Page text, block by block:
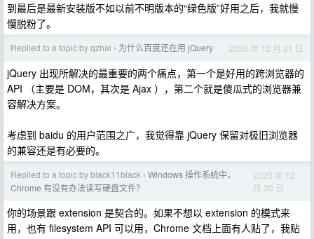
到最后是最新安装版不如以前不明版本的“绿色版”好用之后，我就慢
慢脱粉了。
Replied to a topic by qzhai › 为什么百度还在用 jQuery 2020 年 12 月 21 日
jQuery 出现所解决的最重要的两个痛点，第一个是好用的跨浏览器的
API （主要是 DOM，其次是 Ajax ），第二个就是傻瓜式的浏览器兼
容解决方案。
考虑到 baidu 的用户范围之广，我觉得靠 jQuery 保留对极旧浏览器
的兼容还是有必要的。
Replied to a topic by black11black › Windows 操作系统中，
Chrome 有没有办法读写硬盘文件？
2020 年 12
月 20 日
你的场景跟 extension 是契合的。如果不想以 extension 的模式来
用，也有 filesystem API 可以用，Chrome 文档上面有人贴了，我贴